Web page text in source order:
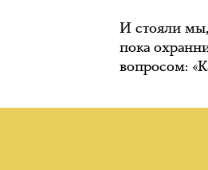
И стояли
пока
вопросом: